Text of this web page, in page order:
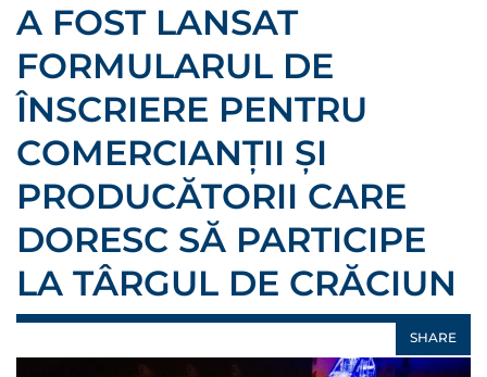
A FOST LANSAT
FORMULARUL DE
ÎNSCRIERE PENTRU
COMERCIANȚII ȘI
PRODUCĂTORII CARE
DORESC SĂ PARTICIPE
LA TÂRGUL DE CRĂCIUN
SHARE